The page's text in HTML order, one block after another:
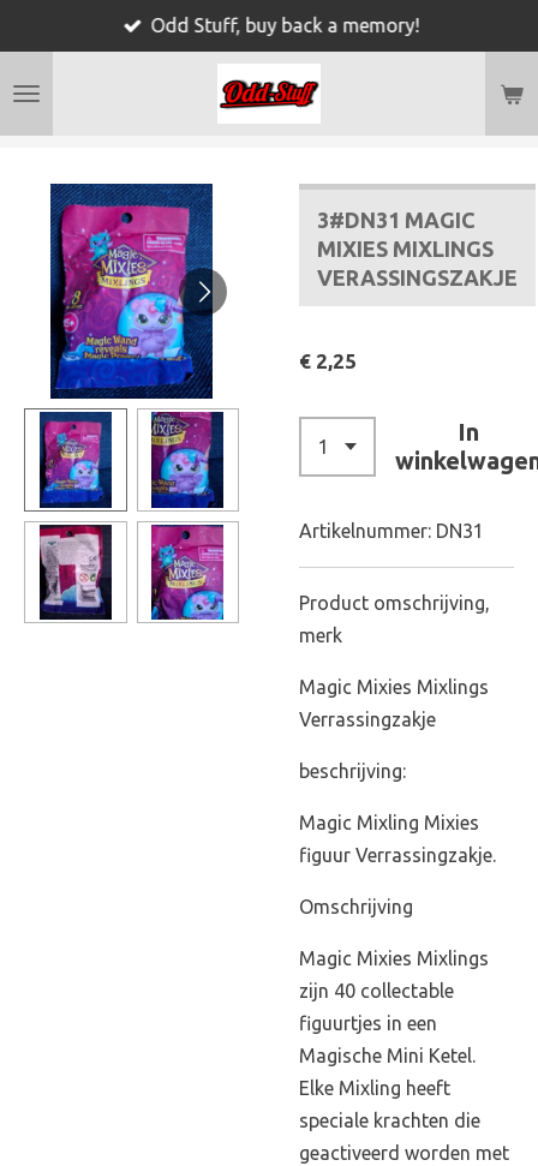
naar
Odd Stuff, buy back a memory!
3#DN31 MAGIC
MIXIES MIXLINGS
VERASSINGSZAKJE
€ 2,25
In
Artikelnummer: DN31
Product omschrijving,
merk
Magic Mixies Mixlings
Verrassingzakje
beschrijving:
Magic Mixling Mixies
figuur Verrassingzakje.
Omschrijving
Magic Mixies Mixlings
zijn 40 collectable
figuurtjes in een
Magische Mini Ketel.
Elke Mixling heeft
speciale krachten die
geactiveerd worden met